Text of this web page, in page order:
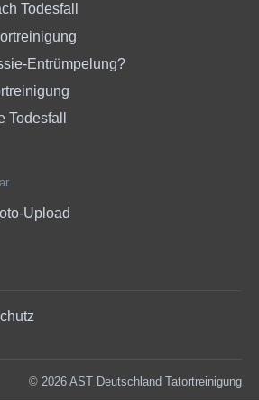
Todesfall
Entrümpelung?
Upload
© 2026 AST Deutschland Tatortreinigung